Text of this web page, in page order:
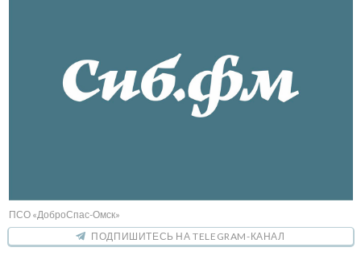
ПСО «ДоброСпас-Омск»
ПОДПИШИТЕСЬ НА TELEGRAM-КАНАЛ